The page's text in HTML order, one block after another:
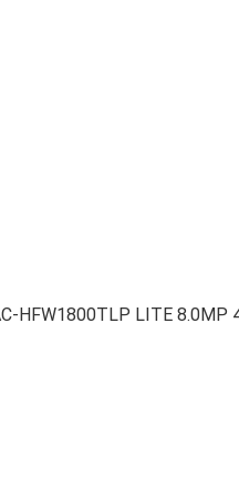
HFW1800TLP LITE 8.0MP